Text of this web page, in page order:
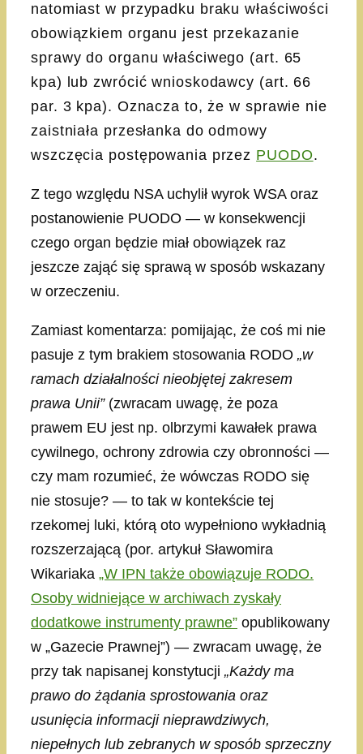
natomiast w przypadku braku właściwości
obowiązkiem organu jest przekazanie
sprawy do organu właściwego (art. 65
kpa) lub zwrócić wnioskodawcy (art. 66
par. 3 kpa). Oznacza to, że w sprawie nie
zaistniała przesłanka do odmowy
wszczęcia postępowania przez PUODO.
Z tego względu NSA uchylił wyrok WSA oraz
postanowienie PUODO — w konsekwencji
czego organ będzie miał obowiązek raz
jeszcze zająć się sprawą w sposób wskazany
w orzeczeniu.
Zamiast komentarza: pomijając, że coś mi nie
pasuje z tym brakiem stosowania RODO „w
ramach działalności nieobjętej zakresem
prawa Unii”(zwracam uwagę, że poza
prawem EU jest np. olbrzymi kawałek prawa
cywilnego, ochrony zdrowia czy obronności —
czy mam rozumieć, że wówczas RODO się
nie stosuje? — to tak w kontekście tej
rzekomej luki, którą oto wypełniono wykładnią
rozszerzającą (por. artykuł Sławomira
Wikariaka „W IPN także obowiązuje RODO.
Osoby widniejące w archiwach zyskały
dodatkowe instrumenty prawne” opublikowany
w „Gazecie Prawnej”) — zwracam uwagę, że
przy tak napisanej konstytucji „Każdy ma
prawo do żądania sprostowania oraz
usunięcia informacji nieprawdziwych,
niepełnych lub zebranych w sposób sprzeczny